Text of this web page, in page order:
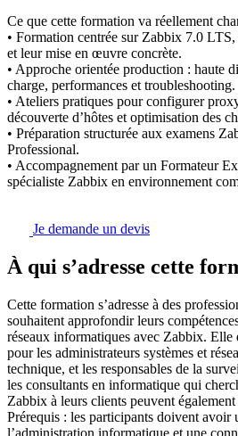
Ce que cette formation va réellement
• Formation centrée sur Zabbix 7.0
et leur mise en œuvre concrète.
• Approche orientée production : haute
charge, performances et troubleshooting.
• Ateliers pratiques pour configurer
découverte d’hôtes et optimisation des
• Préparation structurée aux examens
Professional.
• Accompagnement par un Formateur
spécialiste Zabbix en environnement
Je demande un devis
À qui s’adresse cette
Cette formation s’adresse à des
souhaitent approfondir leurs
réseaux informatiques avec Zabbix. Elle
pour les administrateurs systèmes et
technique, et les responsables de la
les consultants en informatique qui
Zabbix à leurs clients peuvent
Prérequis : les participants doivent avoir